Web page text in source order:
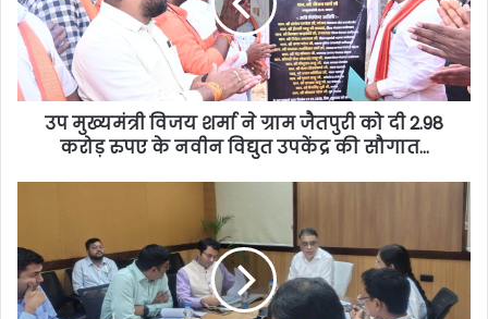
उप मुख्यमंत्री विजय शर्मा ने ग्राम जैतपुरी को दी 2.98
करोड़ रुपए के नवीन विद्युत उपकेंद्र की सौगात…